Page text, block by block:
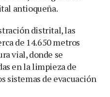
antioqueña.
distrital, las
de 14.650 metros
vial, donde se
en la limpieza de
sistemas de evacuación